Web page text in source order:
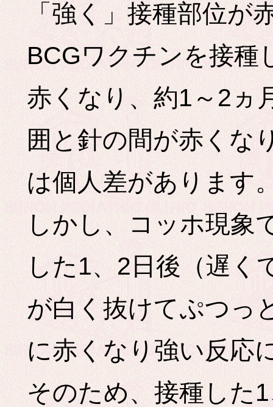
「強く」接種部位が
BCGワクチンを接種
赤くなり、約1～2ヵ
囲と針の間が赤くな
は個人差があります
しかし、コッホ現象
した1、2日後（遅く
が白く抜けてぷつっ
に赤くなり強い反応
そのため、接種した